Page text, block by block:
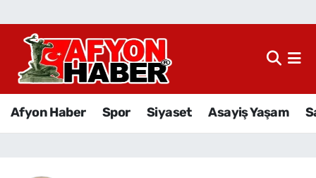
Afyon Haber Spor Siyaset Asayiş Yaşam
Afyon Haber